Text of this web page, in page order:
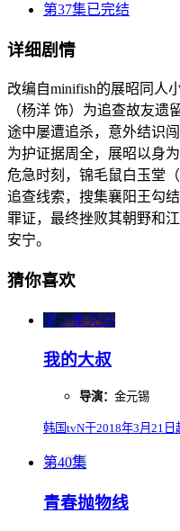
第37集已完结
详细剧情
改编自minifish的展昭同
（杨洋 饰）为追查故友遗
途中屡遭追杀，意外结识
为护证据周全，展昭以身
危急时刻，锦毛鼠白玉堂
追查线索，搜集襄阳王勾
罪证，最终挫败其朝野和
安宁。
猜你喜欢
第16集完结
我的大叔
导演： 金元锡
韩国tvN于2018年3月21日
第40集
青春抛物线